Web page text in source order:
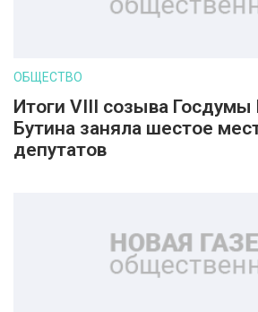
ОБЩЕСТВО
Итоги VIII созыва
Бутина заняла шестое
депутатов